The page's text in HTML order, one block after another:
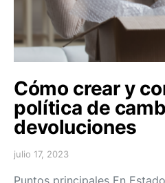
Cómo crear y
política de
devoluciones
julio 17, 2023
Puntos principales En